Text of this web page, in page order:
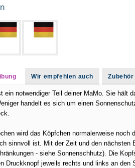
Wir empfehlen auch Zubehör
ein notwendiger Teil deiner MaMo. Sie hält
handelt es sich um einen
wird das Köpfchen normalerweise
sinnvoll ist. Mit der Zeit und den
- siehe Sonnenschhutz). Die
Druckknopf jeweils rechts und links an